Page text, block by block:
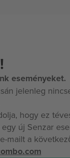
eseményeket.
jelenleg
hogy ez
új Senzar
mailt a